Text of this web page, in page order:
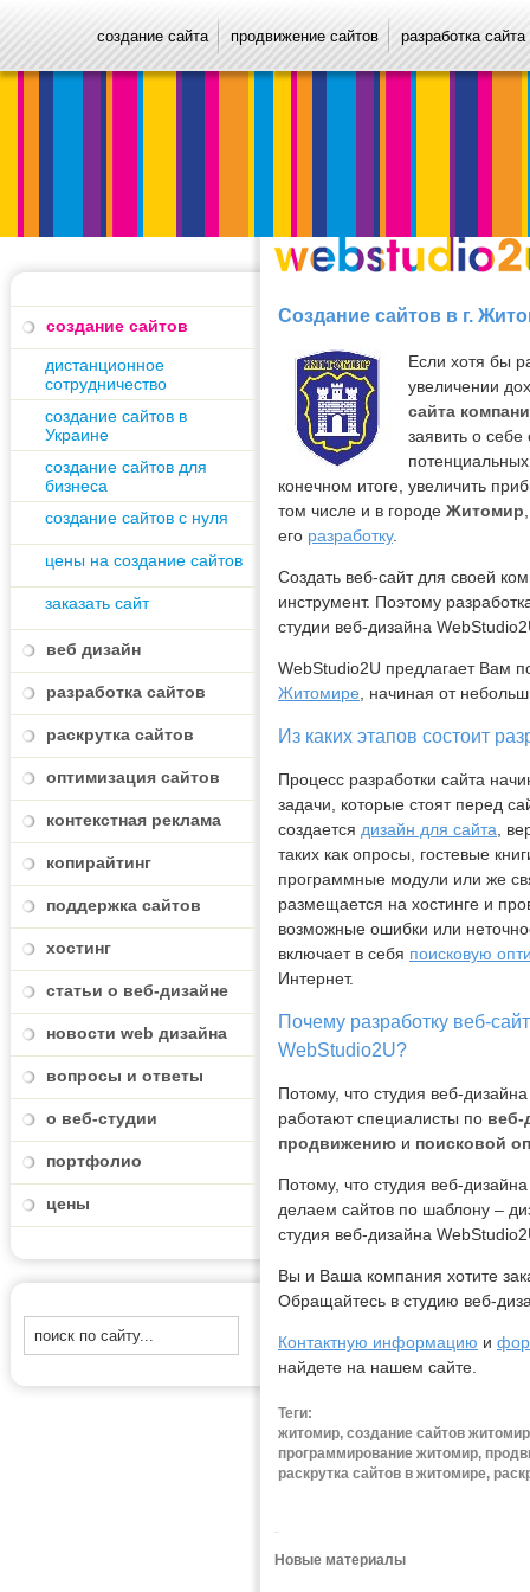
создание сайта продвижение сайтов разработка сайта
создание сайтов
дистанционное
сотрудничество
создание сайтов в
Украине
создание сайтов для
бизнеса
создание сайтов с нуля
цены на создание сайтов
заказать сайт
веб дизайн
разработка сайтов
раскрутка сайтов
оптимизация сайтов
контекстная реклама
копирайтинг
поддержка сайтов
хостинг
статьи о веб-дизайне
новости web дизайна
вопросы и ответы
о веб-студии
портфолио
цены
Создание сайтов в г.
Если хотя бы
увеличении
сайта
заявить о
конечном итоге, увеличить
том числе и в городе Житомир
его разработку.
Создать веб-сайт для своей
инструмент. Поэтому
студии веб-дизайна
WebStudio2U предлагает Вам
Житомире , начиная от
Из каких этапов состоит
Процесс разработки сайта
задачи, которые стоят перед
создается дизайн для сайта ,
таких как опросы, гостевые
программные модули или же
размещается на хостинге и
возможные ошибки или
включает в себя поисковую
Интернет.
Почему разработку веб-
WebStudio2U?
Потому, что студия веб-
работают специалисты по веб-
продвижению и поисковой
Потому, что студия веб-
делаем сайтов по шаблону –
студия веб-дизайна
Вы и Ваша компания хотите
Обращайтесь в студию веб-
Контактную информацию и
найдете на нашем сайте.
Теги:
житомир, создание сайтов
программирование житомир,
раскрутка сайтов в житомире,
Новые материалы